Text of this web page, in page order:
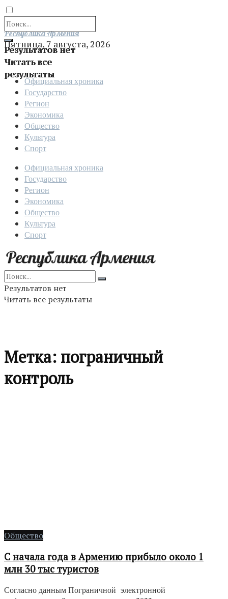
Результатов нет
Читать все
результаты
Отправить
Республика Армения
Пятница, 7 августа, 2026
Официальная хроника
Государство
Регион
Экономика
Общество
Культура
Спорт
Официальная хроника
Государство
Регион
Экономика
Общество
Культура
Спорт
Результатов нет
Читать все результаты
Метка: пограничный
контроль
Общество
С начала года в Армению прибыло около 1
млн 30 тыс туристов
Согласно данным Пограничной электронной